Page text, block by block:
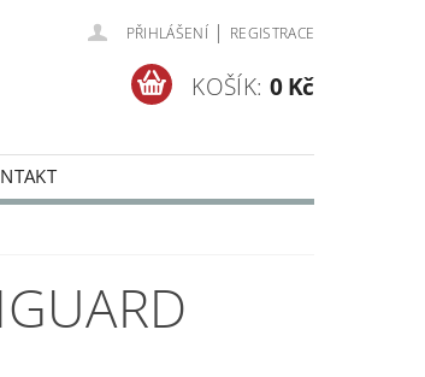
PŘIHLÁŠENÍ | REGISTRACE
KOŠÍK: 0 Kč